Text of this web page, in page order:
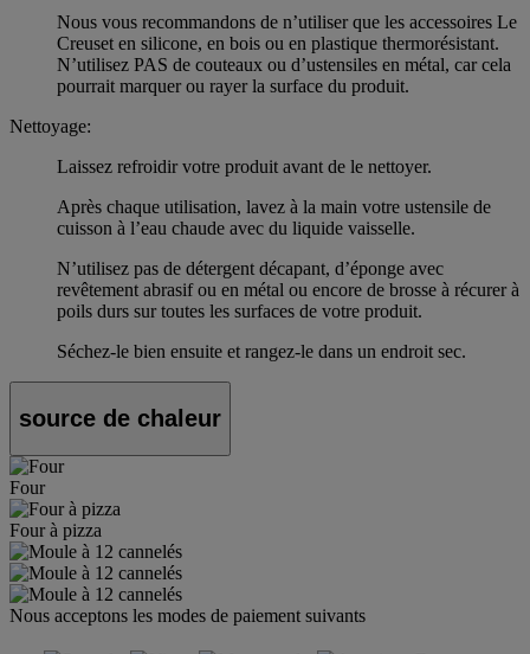
Nous vous recommandons de n’utiliser que les accessoires Le
Creuset en silicone, en bois ou en plastique thermorésistant.
N’utilisez PAS de couteaux ou d’ustensiles en métal, car cela
pourrait marquer ou rayer la surface du produit.
Nettoyage:
Laissez refroidir votre produit avant de le nettoyer.
Après chaque utilisation, lavez à la main votre ustensile de
cuisson à l’eau chaude avec du liquide vaisselle.
N’utilisez pas de détergent décapant, d’éponge avec
revêtement abrasif ou en métal ou encore de brosse à récurer à
poils durs sur toutes les surfaces de votre produit.
Séchez-le bien ensuite et rangez-le dans un endroit sec.
source de chaleur
Four
Four à pizza
Nous acceptons les modes de paiement suivants